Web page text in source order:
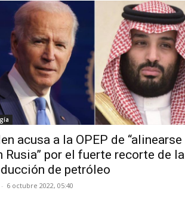
acusa a la OPEP de “alinearse
Rusia” por el fuerte recorte de la
de petróleo
- 6 octubre 2022, 05:40